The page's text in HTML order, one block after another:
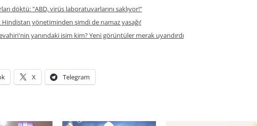
döktü: "ABD, virüs laboratuvarlarını saklıyor!"
yönetiminden şimdi de namaz yasağı!
yanındaki isim kim? Yeni görüntüler merak uyandırdı
X Telegram